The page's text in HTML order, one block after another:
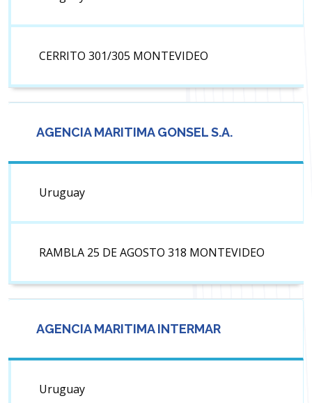
CERRITO 301/305 MONTEVIDEO
AGENCIA MARITIMA GONSEL S.A.
Uruguay
RAMBLA 25 DE AGOSTO 318 MONTEVIDEO
AGENCIA MARITIMA INTERMAR
Uruguay